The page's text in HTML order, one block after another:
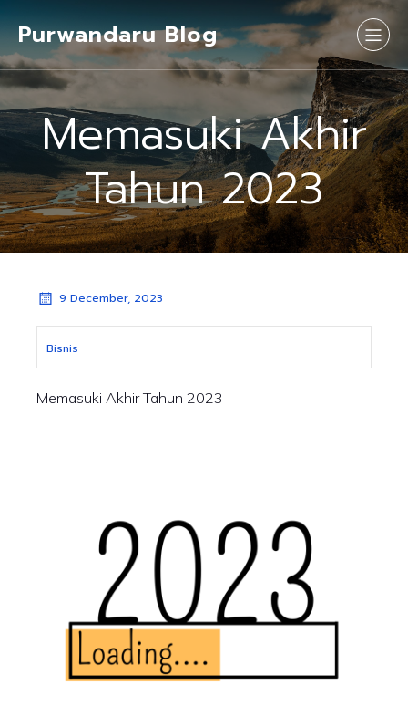
Purwandaru Blog
Memasuki Akhir
Tahun 2023
9 December, 2023
Bisnis
Memasuki Akhir Tahun 2023